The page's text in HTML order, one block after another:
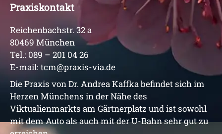
Praxiskontakt
Reichenbachstr. 32 a
80469 München
Tel.: 089 – 201 04 26
E-mail: tcm@praxis-via.de
Die Praxis von Dr. Andrea Kaffka befindet sich im
Herzen Münchens in der Nähe des
Viktualienmarkts am Gärtnerplatz und ist sowohl
mit dem Auto als auch mit der U-Bahn sehr gut zu